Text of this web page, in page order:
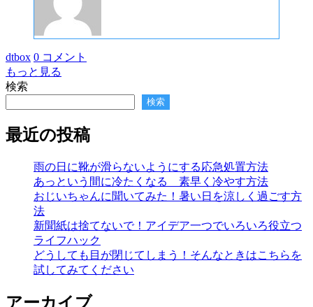
dtbox 0 コメント
もっと見る
検索
検索
最近の投稿
雨の日に靴が滑らないようにする応急処置方法
あっという間に冷たくなる 素早く冷やす方法
おじいちゃんに聞いてみた！暑い日を涼しく過ごす方
法
新聞紙は捨てないで！アイデア一つでいろいろ役立つ
ライフハック
どうしても目が閉じてしまう！そんなときはこちらを
試してみてください
アーカイブ